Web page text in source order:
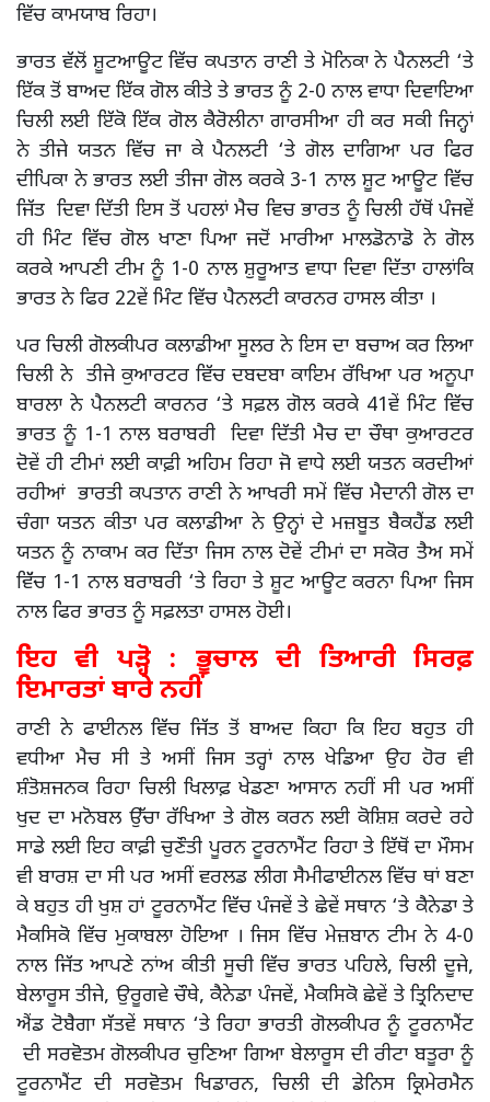
ਵਿੱਚ ਕਾਮਯਾਬ ਰਿਹਾ।
ਭਾਰਤ ਵੱਲੋਂ ਸ਼ੂਟਆਊਟ ਵਿੱਚ ਕਪਤਾਨ ਰਾਣੀ ਤੇ ਮੋਨਿਕਾ ਨੇ ਪੈਨਲਟੀ ‘ਤੇ
ਇੱਕ ਤੋਂ ਬਾਅਦ ਇੱਕ ਗੋਲ ਕੀਤੇ ਤੇ ਭਾਰਤ ਨੂੰ 2-0 ਨਾਲ ਵਾਧਾ ਦਿਵਾਇਆ
ਚਿਲੀ ਲਈ ਇੱਕੋ ਇੱਕ ਗੋਲ ਕੈਰੋਲੀਨਾ ਗਾਰਸੀਆ ਹੀ ਕਰ ਸਕੀ ਜਿਨ੍ਹਾਂ
ਨੇ ਤੀਜੇ ਯਤਨ ਵਿੱਚ ਜਾ ਕੇ ਪੈਨਲਟੀ ‘ਤੇ ਗੋਲ ਦਾਗਿਆ ਪਰ ਫਿਰ
ਦੀਪਿਕਾ ਨੇ ਭਾਰਤ ਲਈ ਤੀਜਾ ਗੋਲ ਕਰਕੇ 3-1 ਨਾਲ ਸ਼ੂਟ ਆਊਟ ਵਿੱਚ
ਜਿੱਤ ਦਿਵਾ ਦਿੱਤੀ ਇਸ ਤੋਂ ਪਹਲਾਂ ਮੈਚ ਵਿਚ ਭਾਰਤ ਨੂੰ ਚਿਲੀ ਹੱਥੋਂ ਪੰਜਵੇਂ
ਹੀ ਮਿੰਟ ਵਿੱਚ ਗੋਲ ਖਾਣਾ ਪਿਆ ਜਦੋਂ ਮਾਰੀਆ ਮਾਲਡੋਨਾਡੋ ਨੇ ਗੋਲ
ਕਰਕੇ ਆਪਣੀ ਟੀਮ ਨੂੰ 1-0 ਨਾਲ ਸ਼ੁਰੂਆਤ ਵਾਧਾ ਦਿਵਾ ਦਿੱਤਾ ਹਾਲਾਂਕਿ
ਭਾਰਤ ਨੇ ਫਿਰ 22ਵੇਂ ਮਿੰਟ ਵਿੱਚ ਪੈਨਲਟੀ ਕਾਰਨਰ ਹਾਸਲ ਕੀਤਾ ।
ਪਰ ਚਿਲੀ ਗੋਲਕੀਪਰ ਕਲਾਡੀਆ ਸੂਲਰ ਨੇ ਇਸ ਦਾ ਬਚਾਅ ਕਰ ਲਿਆ
ਚਿਲੀ ਨੇ ਤੀਜੇ ਕੁਆਰਟਰ ਵਿੱਚ ਦਬਦਬਾ ਕਾਇਮ ਰੱਖਿਆ ਪਰ ਅਨੂਪਾ
ਬਾਰਲਾ ਨੇ ਪੈਨਲਟੀ ਕਾਰਨਰ ‘ਤੇ ਸਫ਼ਲ ਗੋਲ ਕਰਕੇ 41ਵੇਂ ਮਿੰਟ ਵਿੱਚ
ਭਾਰਤ ਨੂੰ 1-1 ਨਾਲ ਬਰਾਬਰੀ ਦਿਵਾ ਦਿੱਤੀ ਮੈਚ ਦਾ ਚੌਥਾ ਕੁਆਰਟਰ
ਦੋਵੇਂ ਹੀ ਟੀਮਾਂ ਲਈ ਕਾਫ਼ੀ ਅਹਿਮ ਰਿਹਾ ਜੋ ਵਾਧੇ ਲਈ ਯਤਨ ਕਰਦੀਆਂ
ਰਹੀਆਂ ਭਾਰਤੀ ਕਪਤਾਨ ਰਾਣੀ ਨੇ ਆਖਰੀ ਸਮੇਂ ਵਿੱਚ ਮੈਦਾਨੀ ਗੋਲ ਦਾ
ਚੰਗਾ ਯਤਨ ਕੀਤਾ ਪਰ ਕਲਾਡੀਆ ਨੇ ਉਨ੍ਹਾਂ ਦੇ ਮਜ਼ਬੂਤ ਬੈਕਹੈਂਡ ਲਈ
ਯਤਨ ਨੂੰ ਨਾਕਾਮ ਕਰ ਦਿੱਤਾ ਜਿਸ ਨਾਲ ਦੋਵੇਂ ਟੀਮਾਂ ਦਾ ਸਕੋਰ ਤੈਅ ਸਮੇਂ
ਵਿੱੱਚ 1-1 ਨਾਲ ਬਰਾਬਰੀ ‘ਤੇ ਰਿਹਾ ਤੇ ਸ਼ੂਟ ਆਊਟ ਕਰਨਾ ਪਿਆ ਜਿਸ
ਨਾਲ ਫਿਰ ਭਾਰਤ ਨੂੰ ਸਫ਼ਲਤਾ ਹਾਸਲ ਹੋਈ।
ਇਹ ਵੀ ਪੜ੍ਹੋ : ਭੂਚਾਲ ਦੀ ਤਿਆਰੀ ਸਿਰਫ਼
ਇਮਾਰਤਾਂ ਬਾਰੇ ਨਹੀਂ
ਰਾਣੀ ਨੇ ਫਾਈਨਲ ਵਿੱਚ ਜਿੱਤ ਤੋਂ ਬਾਅਦ ਕਿਹਾ ਕਿ ਇਹ ਬਹੁਤ ਹੀ
ਵਧੀਆ ਮੈਚ ਸੀ ਤੇ ਅਸੀਂ ਜਿਸ ਤਰ੍ਹਾਂ ਨਾਲ ਖੇਡਿਆ ਉਹ ਹੋਰ ਵੀ
ਸ਼ੰਤੋਸ਼ਜਨਕ ਰਿਹਾ ਚਿਲੀ ਖਿਲਾਫ਼ ਖੇਡਣਾ ਆਸਾਨ ਨਹੀਂ ਸੀ ਪਰ ਅਸੀਂ
ਖੁਦ ਦਾ ਮਨੋਬਲ ਉੱਚਾ ਰੱਖਿਆ ਤੇ ਗੋਲ ਕਰਨ ਲਈ ਕੋਸ਼ਿਸ਼ ਕਰਦੇ ਰਹੇ
ਸਾਡੇ ਲਈ ਇਹ ਕਾਫ਼ੀ ਚੁਣੌਤੀ ਪੂਰਨ ਟੂਰਨਾਮੈਂਟ ਰਿਹਾ ਤੇ ਇੱਥੋਂ ਦਾ ਮੌਸਮ
ਵੀ ਬਾਰਸ਼ ਦਾ ਸੀ ਪਰ ਅਸੀਂ ਵਰਲਡ ਲੀਗ ਸੈਮੀਫਾਈਨਲ ਵਿੱਚ ਥਾਂ ਬਣਾ
ਕੇ ਬਹੁਤ ਹੀ ਖੁਸ਼ ਹਾਂ ਟੂਰਨਾਮੈਂਟ ਵਿੱਚ ਪੰਜਵੇਂ ਤੇ ਛੇਵੇਂ ਸਥਾਨ ‘ਤੇ ਕੈਨੇਡਾ ਤੇ
ਮੈਕਸਿਕੋ ਵਿੱਚ ਮੁਕਾਬਲਾ ਹੋਇਆ । ਜਿਸ ਵਿੱਚ ਮੇਜ਼ਬਾਨ ਟੀਮ ਨੇ 4-0
ਨਾਲ ਜਿੱਤ ਆਪਣੇ ਨਾਂਅ ਕੀਤੀ ਸੂਚੀ ਵਿੱਚ ਭਾਰਤ ਪਹਿਲੇ, ਚਿਲੀ ਦੂਜੇ,
ਬੇਲਾਰੂਸ ਤੀਜੇ, ਉਰੂਗਵੇ ਚੌਥੇ, ਕੈਨੇਡਾ ਪੰਜਵੇਂ, ਮੈਕਸਿਕੋ ਛੇਵੇਂ ਤੇ ਤ੍ਰਿਨਿਦਾਦ
ਐਂਡ ਟੋਬੈਗਾ ਸੱਤਵੇਂ ਸਥਾਨ ‘ਤੇ ਰਿਹਾ ਭਾਰਤੀ ਗੋਲਕੀਪਰ ਨੂੰ ਟੂਰਨਾਮੈਂਟ
ਦੀ ਸਰਵੋਤਮ ਗੋਲਕੀਪਰ ਚੁਣਿਆ ਗਿਆ ਬੇਲਾਰੂਸ ਦੀ ਰੀਟਾ ਬਤੂਰਾ ਨੂੰ
ਟੂਰਨਾਮੈਂਟ ਦੀ ਸਰਵੋਤਮ ਖਿਡਾਰਨ, ਚਿਲੀ ਦੀ ਡੇਨਿਸ ਕ੍ਰਿਮੇਰਮੈਨ